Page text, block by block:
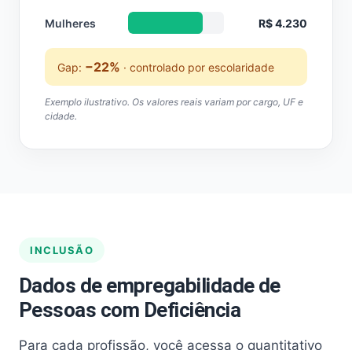
Mulheres R$ 4.230
Gap: −22% · controlado por escolaridade
Exemplo ilustrativo. Os valores reais variam por cargo, UF e
cidade.
INCLUSÃO
Dados de empregabilidade de
Pessoas com Deficiência
Para cada profissão, você acessa o quantitativo